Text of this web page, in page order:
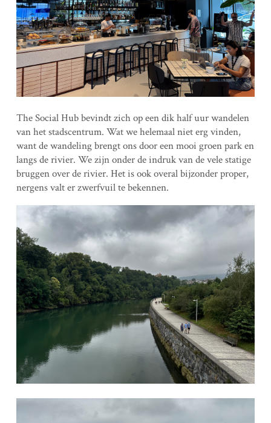
The Social Hub bevindt zich op een dik half uur wandelen
van het stadscentrum. Wat we helemaal niet erg vinden,
want de wandeling brengt ons door een mooi groen park en
langs de rivier. We zijn onder de indruk van de vele statige
bruggen over de rivier. Het is ook overal bijzonder proper,
nergens valt er zwerfvuil te bekennen.